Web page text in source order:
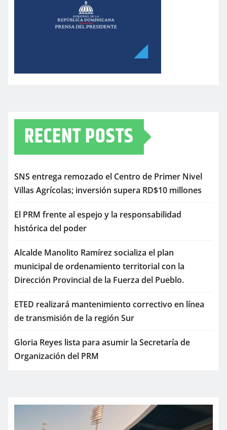
RECENT POSTS
SNS entrega remozado el Centro de Primer Nivel
Villas Agrícolas; inversión supera RD$10 millones
El PRM frente al espejo y la responsabilidad
histórica del poder
Alcalde Manolito Ramírez socializa el plan
municipal de ordenamiento territorial con la
Dirección Provincial de la Fuerza del Pueblo.
ETED realizará mantenimiento correctivo en línea
de transmisión de la región Sur
Gloria Reyes lista para asumir la Secretaría de
Organización del PRM